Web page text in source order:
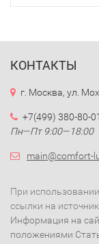
КОНТАКТЫ
г. Москва, ул.
+7(499) 380-80-01
Пн—Пт 9:00—18:00
main@comfort-
При
ссылки на
Информация на
положениями